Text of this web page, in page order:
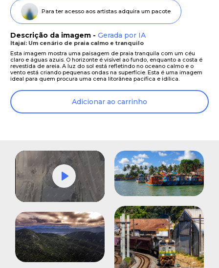
Para ter acesso aos artistas adquira um pacote
Descrição da imagem - Gerada por IA
Itajaí: Um cenário de praia calmo e tranquilo
Esta imagem mostra uma paisagem de praia tranquila com um céu
claro e águas azuis. O horizonte é visível ao fundo, enquanto a costa é
revestida de areia. A luz do sol está refletindo no oceano calmo e o
vento está criando pequenas ondas na superfície. Esta é uma imagem
ideal para quem procura uma cena litorânea pacífica e idílica.
Adicionar ao carrinho
Mute Settings
Play